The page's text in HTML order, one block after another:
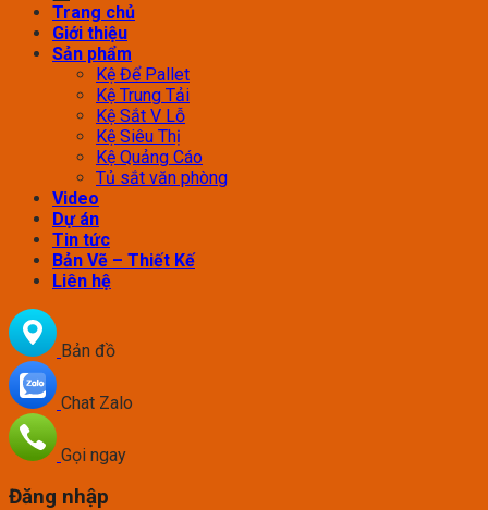
Trang chủ
Giới thiệu
Sản phẩm
Kệ Để Pallet
Kệ Trung Tải
Kệ Sắt V Lỗ
Kệ Siêu Thị
Kệ Quảng Cáo
Tủ sắt văn phòng
Video
Dự án
Tin tức
Bản Vẽ – Thiết Kế
Liên hệ
Bản đồ
Chat Zalo
Gọi ngay
Đăng nhập